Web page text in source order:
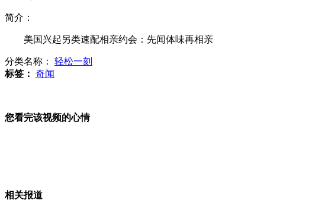
英球迷为看球冷落妻子 被贴休书
济南中学生公交车热吻引争议
简介：
美国兴起另类速配相亲约会：先闻体味再相亲
分类名称： 轻松一刻
标签： 奇闻
您看完该视频的心情
相关报道